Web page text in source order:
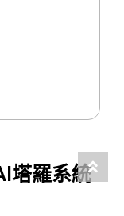
塔羅系統